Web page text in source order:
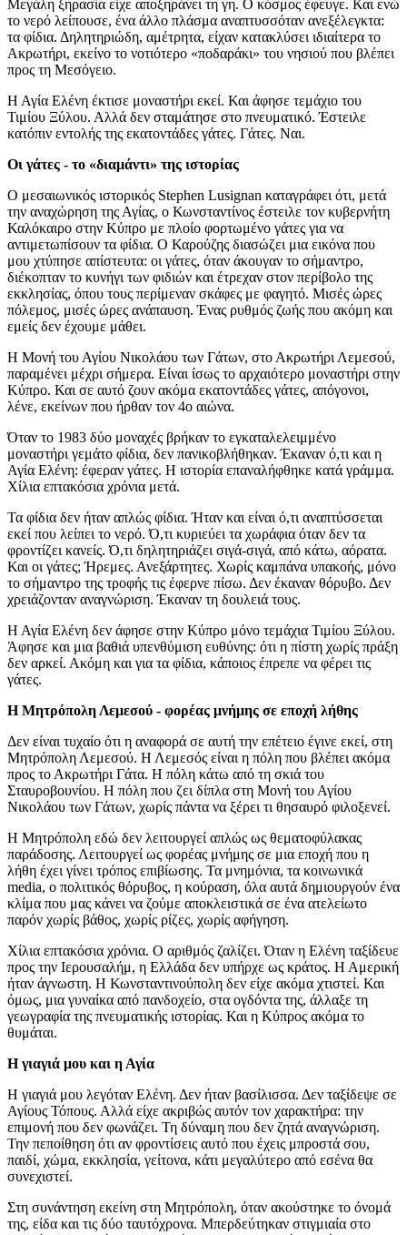
Μεγάλη ξηρασία είχε αποξηράνει τη γη. Ο κόσμος έφευγε. Και ενώ
το νερό λείπουσε, ένα άλλο πλάσμα αναπτυσσόταν ανεξέλεγκτα:
τα φίδια. Δηλητηριώδη, αμέτρητα, είχαν κατακλύσει ιδιαίτερα το
Ακρωτήρι, εκείνο το νοτιότερο «ποδαράκι» του νησιού που βλέπει
προς τη Μεσόγειο.
Η Αγία Ελένη έκτισε μοναστήρι εκεί. Και άφησε τεμάχιο του
Τιμίου Ξύλου. Αλλά δεν σταμάτησε στο πνευματικό. Έστειλε
κατόπιν εντολής της εκατοντάδες γάτες. Γάτες. Ναι.
Οι γάτες - το «διαμάντι» της ιστορίας
Ο μεσαιωνικός ιστορικός Stephen Lusignan καταγράφει ότι, μετά
την αναχώρηση της Αγίας, ο Κωνσταντίνος έστειλε τον κυβερνήτη
Καλόκαιρο στην Κύπρο με πλοίο φορτωμένο γάτες για να
αντιμετωπίσουν τα φίδια. Ο Καρούζης διασώζει μια εικόνα που
μου χτύπησε απίστευτα: οι γάτες, όταν άκουγαν το σήμαντρο,
διέκοπταν το κυνήγι των φιδιών και έτρεχαν στον περίβολο της
εκκλησίας, όπου τους περίμεναν σκάφες με φαγητό. Μισές ώρες
πόλεμος, μισές ώρες ανάπαυση. Ένας ρυθμός ζωής που ακόμη και
εμείς δεν έχουμε μάθει.
Η Μονή του Αγίου Νικολάου των Γάτων, στο Ακρωτήρι Λεμεσού,
παραμένει μέχρι σήμερα. Είναι ίσως το αρχαιότερο μοναστήρι στην
Κύπρο. Και σε αυτό ζουν ακόμα εκατοντάδες γάτες, απόγονοι,
λένε, εκείνων που ήρθαν τον 4ο αιώνα.
Όταν το 1983 δύο μοναχές βρήκαν το εγκαταλελειμμένο
μοναστήρι γεμάτο φίδια, δεν πανικοβλήθηκαν. Έκαναν ό,τι και η
Αγία Ελένη: έφεραν γάτες. Η ιστορία επαναλήφθηκε κατά γράμμα.
Χίλια επτακόσια χρόνια μετά.
Τα φίδια δεν ήταν απλώς φίδια. Ήταν και είναι ό,τι αναπτύσσεται
εκεί που λείπει το νερό. Ό,τι κυριεύει τα χωράφια όταν δεν τα
φροντίζει κανείς. Ό,τι δηλητηριάζει σιγά-σιγά, από κάτω, αόρατα.
Και οι γάτες; Ήρεμες. Ανεξάρτητες. Χωρίς καμπάνα υπακοής, μόνο
το σήμαντρο της τροφής τις έφερνε πίσω. Δεν έκαναν θόρυβο. Δεν
χρειάζονταν αναγνώριση. Έκαναν τη δουλειά τους.
Η Αγία Ελένη δεν άφησε στην Κύπρο μόνο τεμάχια Τιμίου Ξύλου.
Άφησε και μια βαθιά υπενθύμιση ευθύνης: ότι η πίστη χωρίς πράξη
δεν αρκεί. Ακόμη και για τα φίδια, κάποιος έπρεπε να φέρει τις
γάτες.
Η Μητρόπολη Λεμεσού - φορέας μνήμης σε εποχή λήθης
Δεν είναι τυχαίο ότι η αναφορά σε αυτή την επέτειο έγινε εκεί, στη
Μητρόπολη Λεμεσού. Η Λεμεσός είναι η πόλη που βλέπει ακόμα
προς το Ακρωτήρι Γάτα. Η πόλη κάτω από τη σκιά του
Σταυροβουνίου. Η πόλη που ζει δίπλα στη Μονή του Αγίου
Νικολάου των Γάτων, χωρίς πάντα να ξέρει τι θησαυρό φιλοξενεί.
Η Μητρόπολη εδώ δεν λειτουργεί απλώς ως θεματοφύλακας
παράδοσης. Λειτουργεί ως φορέας μνήμης σε μια εποχή που η
λήθη έχει γίνει τρόπος επιβίωσης. Τα μνημόνια, τα κοινωνικά
media, ο πολιτικός θόρυβος, η κούραση, όλα αυτά δημιουργούν ένα
κλίμα που μας κάνει να ζούμε αποκλειστικά σε ένα ατελείωτο
παρόν χωρίς βάθος, χωρίς ρίζες, χωρίς αφήγηση.
Χίλια επτακόσια χρόνια. Ο αριθμός ζαλίζει. Όταν η Ελένη ταξίδευε
προς την Ιερουσαλήμ, η Ελλάδα δεν υπήρχε ως κράτος. Η Αμερική
ήταν άγνωστη. Η Κωνσταντινούπολη δεν είχε ακόμα χτιστεί. Και
όμως, μια γυναίκα από πανδοχείο, στα ογδόντα της, άλλαξε τη
γεωγραφία της πνευματικής ιστορίας. Και η Κύπρος ακόμα το
θυμάται.
Η γιαγιά μου και η Αγία
Η γιαγιά μου λεγόταν Ελένη. Δεν ήταν βασίλισσα. Δεν ταξίδεψε σε
Αγίους Τόπους. Αλλά είχε ακριβώς αυτόν τον χαρακτήρα: την
επιμονή που δεν φωνάζει. Τη δύναμη που δεν ζητά αναγνώριση.
Την πεποίθηση ότι αν φροντίσεις αυτό που έχεις μπροστά σου,
παιδί, χώμα, εκκλησία, γείτονα, κάτι μεγαλύτερο από εσένα θα
συνεχιστεί.
Στη συνάντηση εκείνη στη Μητρόπολη, όταν ακούστηκε το όνομά
της, είδα και τις δύο ταυτόχρονα. Μπερδεύτηκαν στιγμιαία στο